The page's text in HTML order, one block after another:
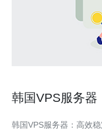
韩国VPS服务器
韩国VPS服务器：高效稳定的选择 随着互联网